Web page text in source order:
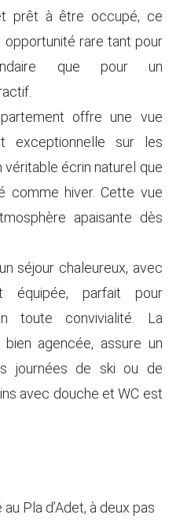
prêt à être occupé, ce
opportunité rare tant pour
que pour un
offre une vue
exceptionnelle sur les
véritable écrin naturel que
comme hiver. Cette vue
apaisante dès
séjour chaleureux, avec
équipée, parfait pour
toute convivialité. La
agencée, assure un
journées de ski ou de
avec douche et WC est
Pla d’Adet, à deux pas